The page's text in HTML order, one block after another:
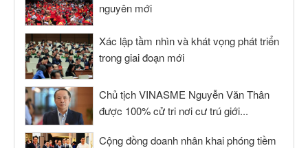
nguyên mới
Xác lập tầm nhìn và khát vọng phát triển
trong giai đoạn mới
Chủ tịch VINASME Nguyễn Văn Thân
được 100% cử tri nơi cư trú giới...
Cộng đồng doanh nhân khai phóng tiềm